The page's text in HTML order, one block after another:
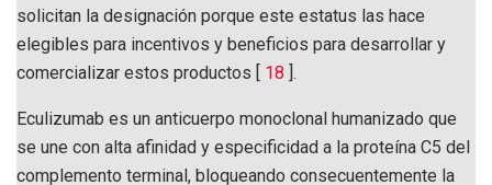
solicitan la designación porque este estatus las hace
elegibles para incentivos y beneficios para desarrollar y
comercializar estos productos [ 18 ].
Eculizumab es un anticuerpo monoclonal humanizado que
se une con alta afinidad y especificidad a la proteína C5 del
complemento terminal, bloqueando consecuentemente la